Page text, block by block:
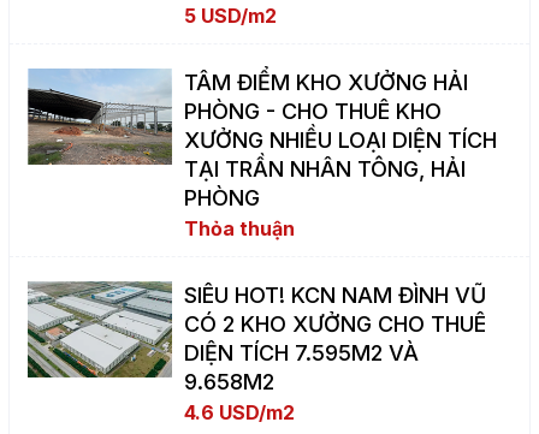
5 USD/m2
TÂM ĐIỂM KHO XƯỞNG HẢI
PHÒNG - CHO THUÊ KHO
XƯỞNG NHIỀU LOẠI DIỆN TÍCH
TẠI TRẦN NHÂN TÔNG, HẢI
PHÒNG
Thỏa thuận
SIÊU HOT! KCN NAM ĐÌNH VŨ
CÓ 2 KHO XƯỞNG CHO THUÊ
DIỆN TÍCH 7.595M2 VÀ
9.658M2
4.6 USD/m2